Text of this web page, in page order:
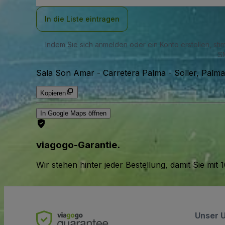
In die Liste eintragen
Indem Sie sich anmelden oder ein Konto erstellen,
Sala Son Amar - Carretera Palma - Soller,
Kopieren
In Google Maps öffnen
viagogo-Garantie.
Wir stehen hinter jeder Bestellung, damit Sie
Unser